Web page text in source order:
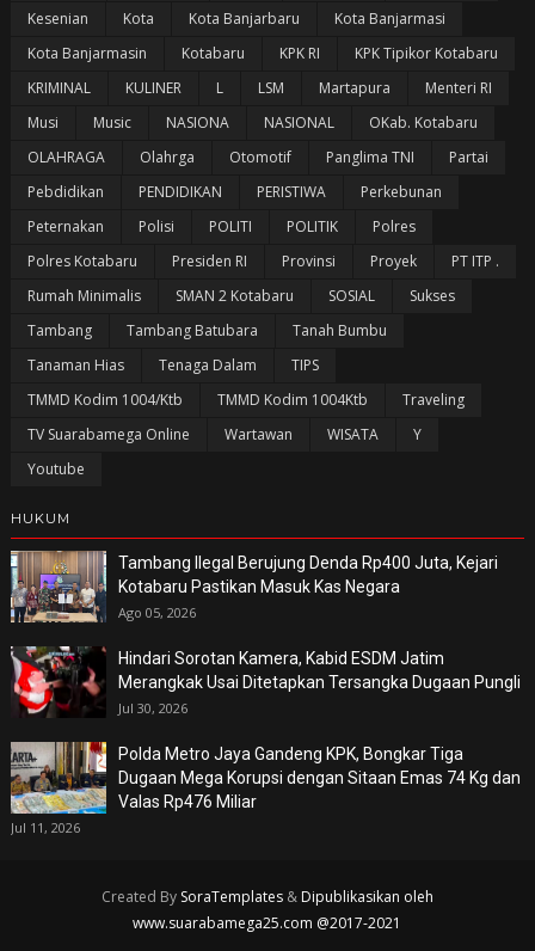
Kesenian
Kota Kota Banjarbaru
Kota Banjarmasi
Kota Banjarmasin
Kotabaru KPK RI
KPK Tipikor Kotabaru
KRIMINAL
KULINER L LSM Martapura
Menteri RI
Musi
Music NASIONA NASIONAL
OKab. Kotabaru
OLAHRAGA
Olahrga Otomotif Panglima TNI
Partai
Pebdidikan
PENDIDIKAN PERISTIWA
Perkebunan
Peternakan
Polisi POLITI POLITIK
Polres
Polres Kotabaru
Presiden RI Provinsi Proyek
PT ITP .
Rumah Minimalis
SMAN 2 Kotabaru SOSIAL
Sukses
Tambang
Tambang Batubara
Tanah Bumbu
Tanaman Hias
Tenaga Dalam
TIPS
TMMD Kodim 1004/Ktb
TMMD Kodim 1004Ktb
Traveling
TV Suarabamega Online
Wartawan WISATA
Y
Youtube
HUKUM
Tambang Ilegal Berujung Denda Rp400 Juta, Kejari
Kotabaru Pastikan Masuk Kas Negara
Ago 05, 2026
Hindari Sorotan Kamera, Kabid ESDM Jatim
Merangkak Usai Ditetapkan Tersangka Dugaan Pungli
Jul 30, 2026
Polda Metro Jaya Gandeng KPK, Bongkar Tiga
Dugaan Mega Korupsi dengan Sitaan Emas 74 Kg dan
Valas Rp476 Miliar
Jul 11, 2026
Created By SoraTemplates& Dipublikasikan oleh
www.suarabamega25.com @2017-2021